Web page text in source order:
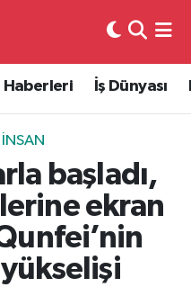
Haberleri İş Dünyası
İNSAN
başladı,
ekran
Fikstür